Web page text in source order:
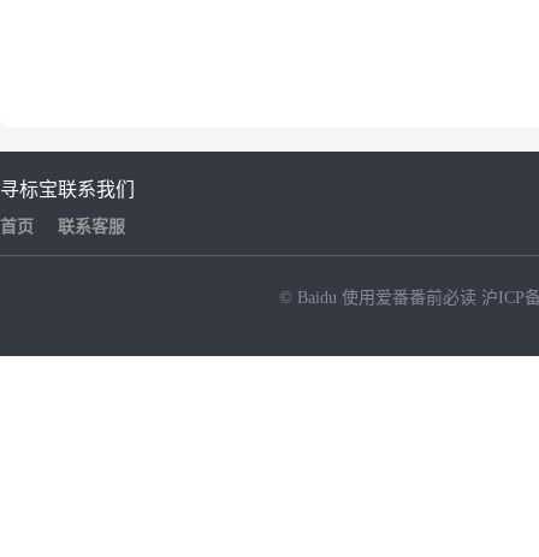
寻标宝
首页
联系我们
联系客服
© Baidu 使用爱番番前必读 沪ICP